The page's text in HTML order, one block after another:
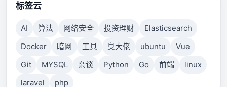
标签云
AI 算法 网络安全 投资理财
Elasticsearch
Docker
暗网 工具 臭大佬 ubuntu
Vue
Git
MYSQL 杂谈 Python Go 前端
linux
laravel
php